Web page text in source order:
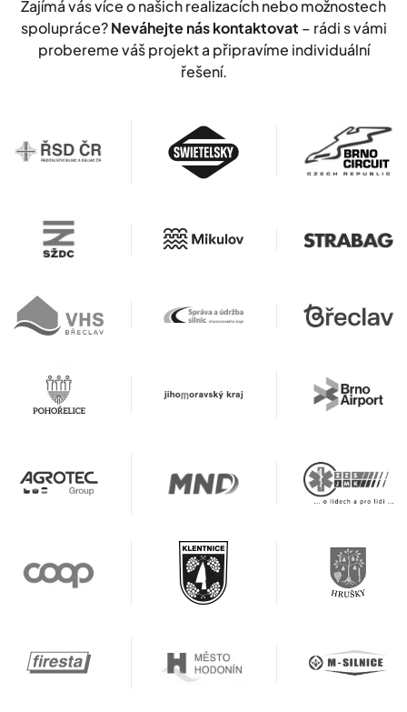
Zajímá vás více o našich realizacích nebo možnostech
spolupráce?Neváhejte nás kontaktovat – rádi s vámi
probereme váš projekt a připravíme individuální
řešení.